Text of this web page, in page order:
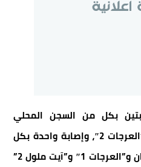
بكل من السجن المحلي
بالمحمدية والسجن المحلي “العرجات 2″، وإصابة واحدة بكل
من السجون المحلية لبنسليمان و”العرجات 1″ و”آيت ملول 2”